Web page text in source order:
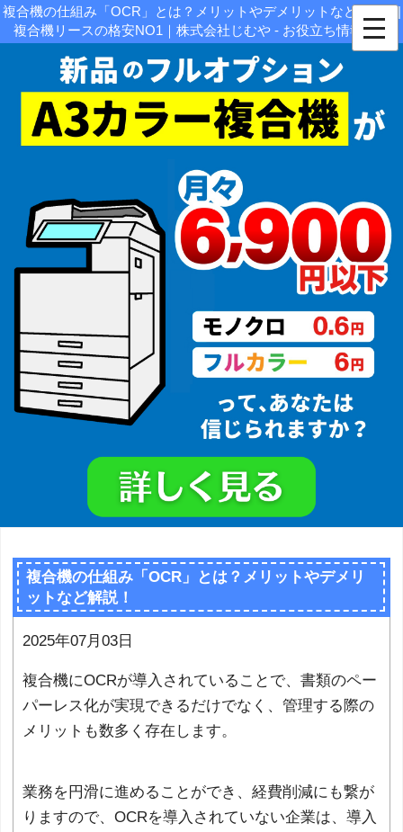
複合機の仕組み「OCR」とは？メリットやデメリットなど解説！|
複合機リースの格安NO1｜株式会社じむや - お役立ち情報関連
複合機の仕組み「OCR」とは？メリットやデメリ
ットなど解説！
2025年07月03日
複合機にOCRが導入されていることで、書類のペー
パーレス化が実現できるだけでなく、管理する際の
メリットも数多く存在します。
業務を円滑に進めることができ、経費削減にも繋が
りますので、OCRを導入されていない企業は、導入